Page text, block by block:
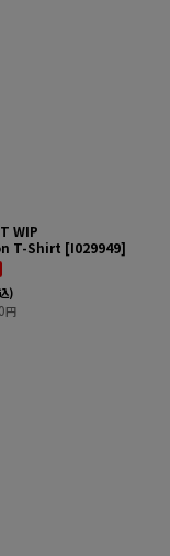
WIP
T-Shirt [I029949]
)
円